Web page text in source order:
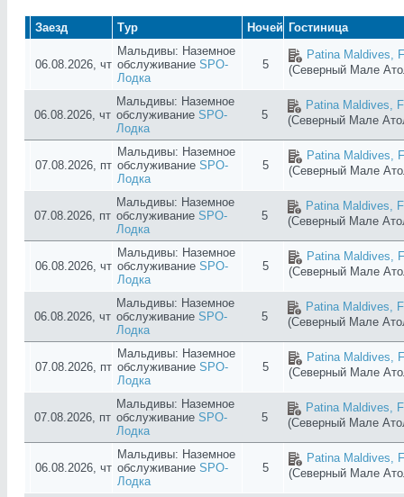
Южный Ари Атолл
Южный Мале Атолл
Заезд Тур Ночей Гостиница
06.08.2026, чт
Мальдивы: Наземное
обслуживание SPO-
Лодка
5
Patina Maldives,
(Северный Мале
06.08.2026, чт
Мальдивы: Наземное
обслуживание SPO-
Лодка
5
Patina Maldives,
(Северный Мале
07.08.2026, пт
Мальдивы: Наземное
обслуживание SPO-
Лодка
5
Patina Maldives,
(Северный Мале
07.08.2026, пт
Мальдивы: Наземное
обслуживание SPO-
Лодка
5
Patina Maldives,
(Северный Мале
06.08.2026, чт
Мальдивы: Наземное
обслуживание SPO-
Лодка
5
Patina Maldives,
(Северный Мале
06.08.2026, чт
Мальдивы: Наземное
обслуживание SPO-
Лодка
5
Patina Maldives,
(Северный Мале
07.08.2026, пт
Мальдивы: Наземное
обслуживание SPO-
Лодка
5
Patina Maldives,
(Северный Мале
07.08.2026, пт
Мальдивы: Наземное
обслуживание SPO-
Лодка
5
Patina Maldives,
(Северный Мале
06.08.2026, чт
Мальдивы: Наземное
обслуживание SPO-
Лодка
5
Patina Maldives,
(Северный Мале